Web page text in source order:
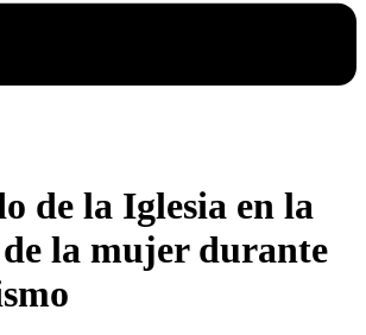
de la Iglesia en la
la mujer durante